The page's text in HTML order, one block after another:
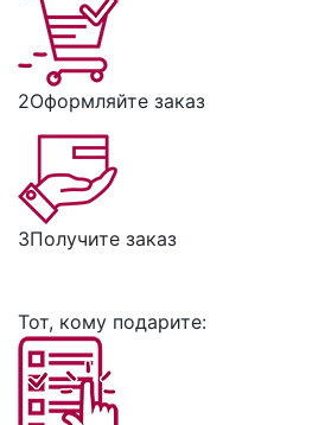
2Оформляйте заказ
3Получите заказ
Тот, кому подарите: